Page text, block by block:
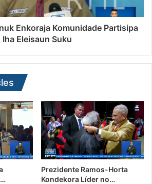
Enkoraja Komunidade Partisipa
Iha Eleisaun Suku
Prezidente Ramos-Horta
Kondekora Líder no…